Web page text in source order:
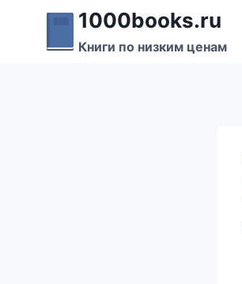
Перейти
содержимому
1000books.ru
Книги по низким ценам